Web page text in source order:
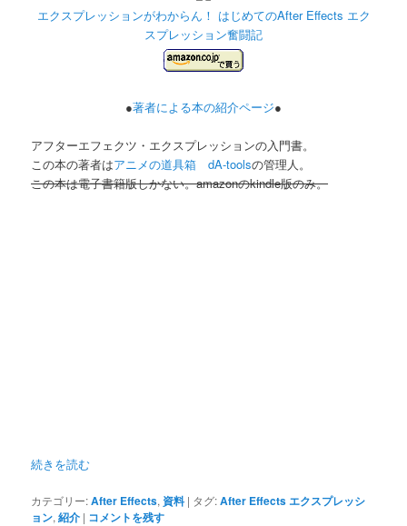
エクスプレッションがわからん！ はじめてのAfter Effects エク
スプレッション奮闘記
●著者による本の紹介ページ●
アフターエフェクツ・エクスプレッションの入門書。
この本の著者はアニメの道具箱 dA-toolsの管理人。
この本は電子書籍版しかない。amazonのkindle版のみ。
続きを読む
カテゴリー:After Effects,資料 | タグ:After Effects エクスプレッシ
ョン,紹介 | コメントを残す